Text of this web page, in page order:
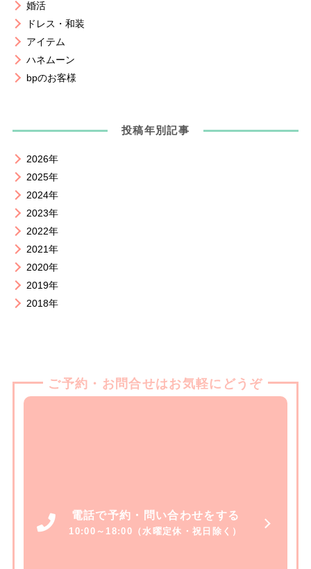
婚活
ドレス・和装
アイテム
ハネムーン
bpのお客様
投稿年別記事
2026年
2025年
2024年
2023年
2022年
2021年
2020年
2019年
2018年
ご予約・お問合せはお気軽にどうぞ
電話で予約・問い合わせをする
10:00～18:00（水曜定休・祝日除く）